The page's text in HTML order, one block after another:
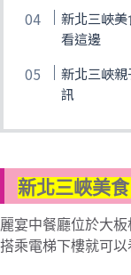
新北三峽
看這邊
新北三峽
訊
新北三峽美
麗宴中餐廳位於大板
搭乘電梯下樓就可以